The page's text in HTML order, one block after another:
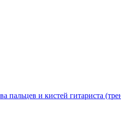
пальцев и кистей гитариста